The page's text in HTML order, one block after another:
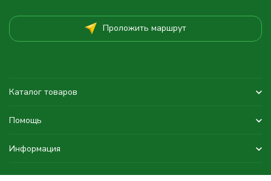
Проложить маршрут
Каталог товаров
Помощь
Информация